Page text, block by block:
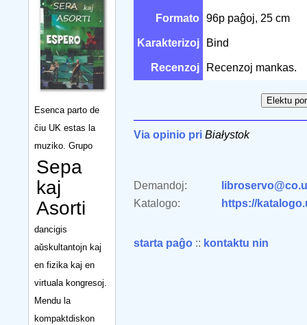
Esenca parto de
ĉiu UK estas la
muziko. Grupo
Sepa
kaj
Asorti
dancigis
aŭskultantojn kaj
en fizika kaj en
virtuala kongresoj.
Mendu la
kompaktdiskon
Formato 96p paĝoj, 25 cm
Karakterizoj Bind
Recenzoj Recenzoj mankas.
Via opinio pri Białystok
Demandoj:
Katalogo:
https://
starta paĝo :: kontaktu nin